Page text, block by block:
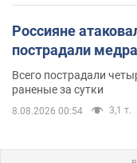
Россияне
пострадали
Всего пострадали
раненые за сутки
8.08.2026 00:54 3,1 т.